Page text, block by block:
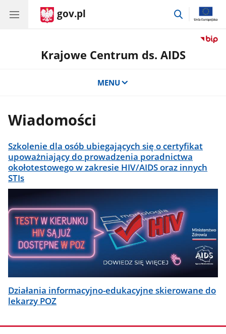
gov.pl
przejdź
Krajowe Centrum ds. AIDS
MENU
Wiadomości
Szkolenie dla osób ubiegających się o certyfikat
upoważniający do prowadzenia poradnictwa
okołotestowego w zakresie HIV/AIDS oraz innych
STIs
Działania informacyjno-edukacyjne skierowane do
lekarzy POZ